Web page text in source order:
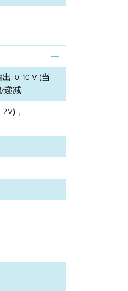
: 0-10 V (当
递减
-2V)，